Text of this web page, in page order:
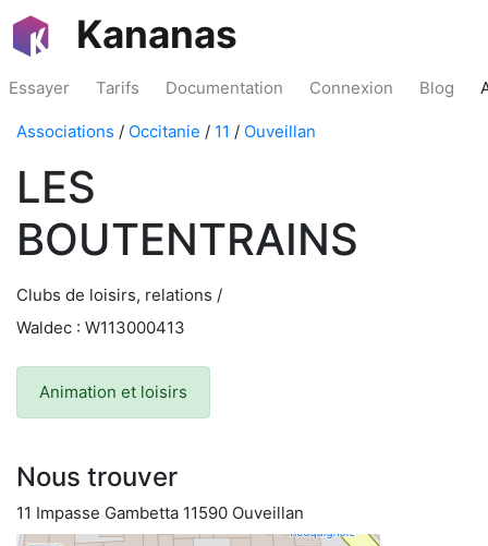
Kananas
Essayer Tarifs Documentation Connexion Blog
Associations / Occitanie / 11 / Ouveillan
LES
BOUTENTRAINS
Clubs de loisirs, relations /
Waldec : W113000413
Animation et loisirs
Nous trouver
11 Impasse Gambetta 11590 Ouveillan